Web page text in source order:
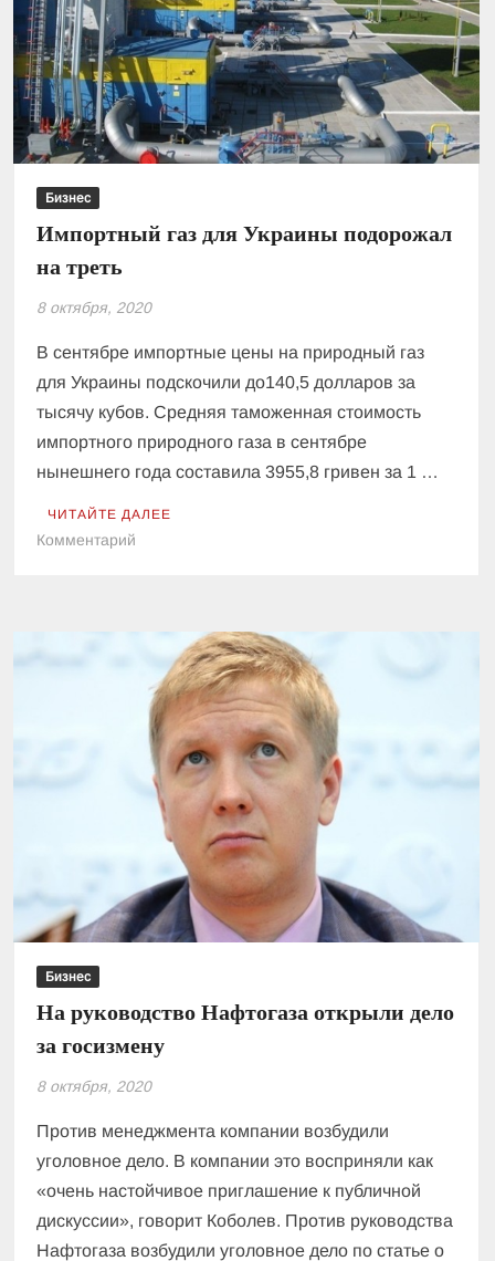
Бизнес
Импортный газ для Украины подорожал
на треть
8 октября, 2020
В сентябре импортные цены на природный газ
для Украины подскочили до140,5 долларов за
тысячу кубов. Средняя таможенная стоимость
импортного природного газа в сентябре
нынешнего года составила 3955,8 гривен за 1 …
ЧИТАЙТЕ ДАЛЕЕ
Комментарий
Украины
подорожал
на
треть
Бизнес
На руководство Нафтогаза открыли дело
за госизмену
8 октября, 2020
Против менеджмента компании возбудили
уголовное дело. В компании это восприняли как
«очень настойчивое приглашение к публичной
дискуссии», говорит Коболев. Против руководства
Нафтогаза возбудили уголовное дело по статье о